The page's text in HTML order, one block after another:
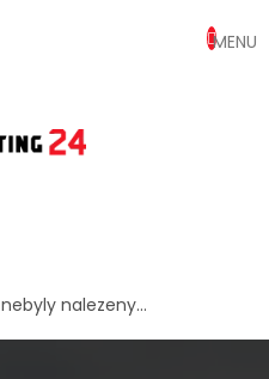
KOŠÍK
nebyly nalezeny...